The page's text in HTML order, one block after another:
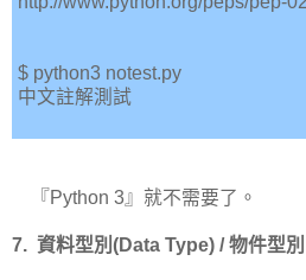
$ python3 notest.py
中文註解測試
『Python 3』就不需要了。
7. 資料型別(Data Type) / 物件型